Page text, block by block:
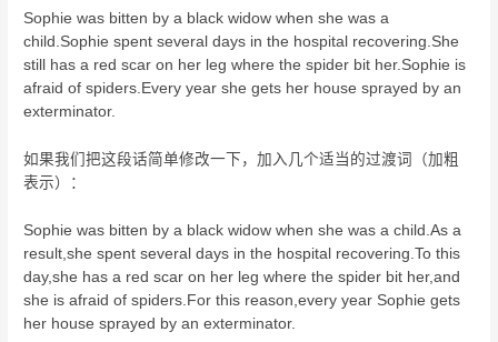
Sophie was bitten by a black widow when she was a
child.Sophie spent several days in the hospital recovering.She
still has a red scar on her leg where the spider bit her.Sophie is
afraid of spiders.Every year she gets her house sprayed by an
exterminator.
如果我们把这段话简单修改一下，加入几个适当的过渡词（加粗
表示）：
Sophie was bitten by a black widow when she was a child.As a
result,she spent several days in the hospital recovering.To this
day,she has a red scar on her leg where the spider bit her,and
she is afraid of spiders.For this reason,every year Sophie gets
her house sprayed by an exterminator.